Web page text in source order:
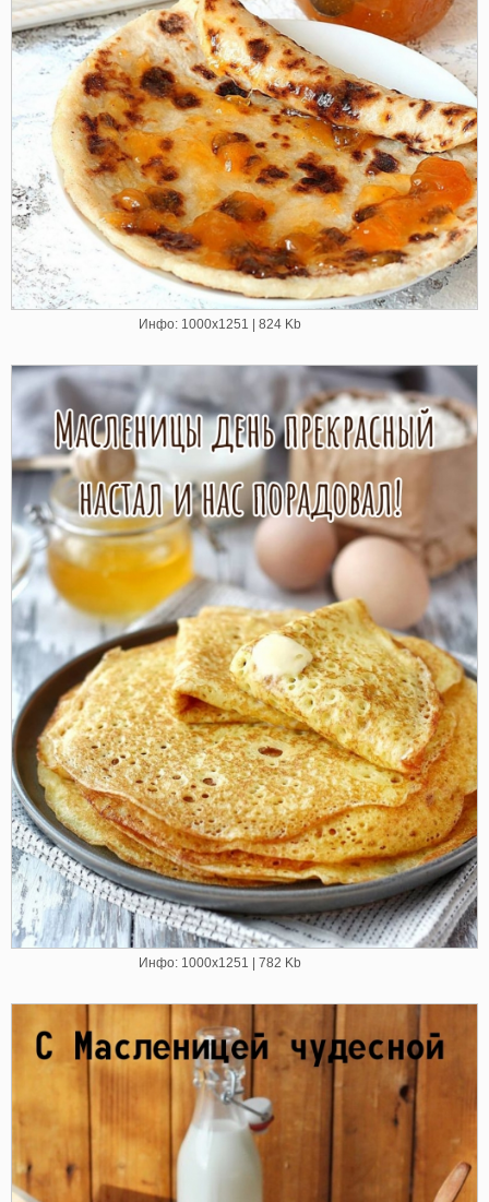
Инфо: 1000х1251 | 824 Kb
Инфо: 1000х1251 | 782 Kb